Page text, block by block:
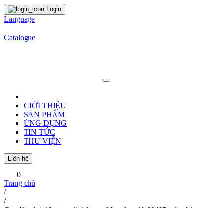
Login
Language
Catalogue
GIỚI THIỆU
SẢN PHẨM
ỨNG DỤNG
TIN TỨC
THƯ VIỆN
Liên hệ
0
Trang chủ
/
/